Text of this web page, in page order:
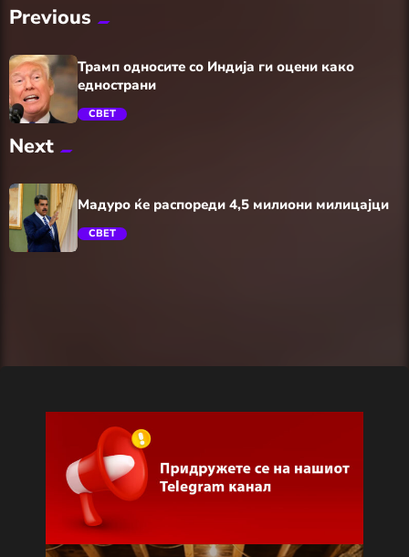
Previous
Трамп односите со Индија ги оцени како
еднострани
СВЕТ
Next
Мадуро ќе распореди 4,5 милиони милицајци
СВЕТ